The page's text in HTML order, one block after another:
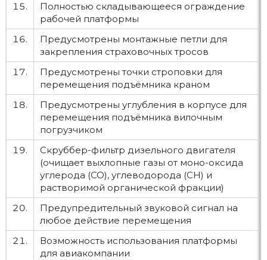
15.
Полностью складывающееся ограждение
рабочей платформы
16.
Предусмотрены монтажные петли для
закрепления страховочных тросов
17.
Предусмотрены точки строповки для
перемещения подъёмника краном
18.
Предусмотрены углубления в корпусе для
перемещения подъёмника вилочным
погрузчиком
19.
Скруббер-фильтр дизельного двигателя
(очищает выхлопные газы от моно-оксида
углерода (CO), углеводорода (CH) и
растворимой органической фракции)
20.
Предупредительный звуковой сигнал на
любое действие перемещения
21.
Возможность использования платформы
для авиакомпании